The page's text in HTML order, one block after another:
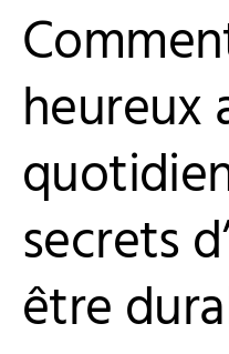
heureux
secrets
être